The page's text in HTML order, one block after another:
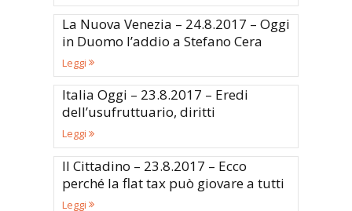
La Nuova Venezia – 24.8.2017 – Oggi
in Duomo l’addio a Stefano Cera
Leggi
Italia Oggi – 23.8.2017 – Eredi
dell’usufruttuario, diritti
Leggi
Il Cittadino – 23.8.2017 – Ecco
perché la flat tax può giovare a tutti
Leggi